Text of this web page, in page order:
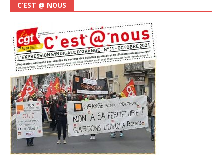
C’EST @ NOUS